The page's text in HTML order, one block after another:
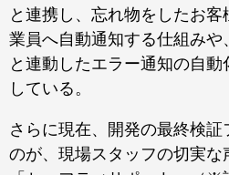
と連携し、忘れ物をしたお
業員へ自動通知する仕組みや
と連動したエラー通知の自
している。
さらに現在、開発の最終検
のが、現場スタッフの切実